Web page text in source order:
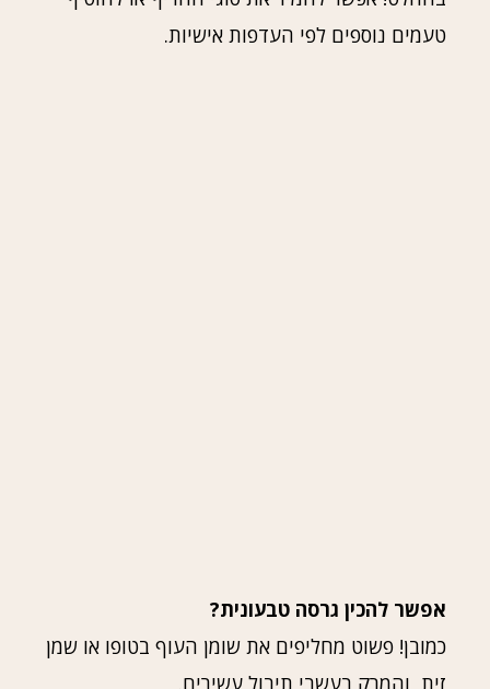
טעמים נוספים לפי העדפות אישיות.
אפשר להכין גרסה טבעונית?
כמובן! פשוט מחליפים את שומן העוף בטופו או שמן